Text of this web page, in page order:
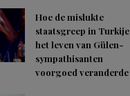
Hoe de mislukte
staatsgreep in Turkije
het leven van Gülen-
sympathisanten
voorgoed veranderde